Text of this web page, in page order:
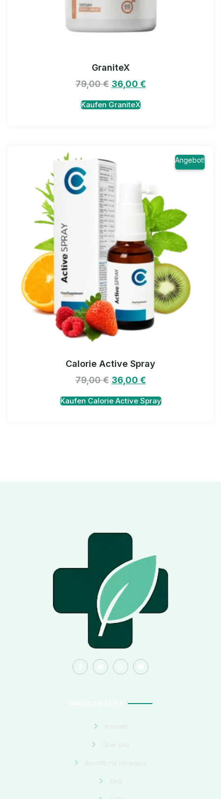
GraniteX
79,00€ 36,00 €
Kaufen GraniteX
Angebot!
Calorie Active Spray
79,00€ 36,00 €
Kaufen Calorie Active Spray